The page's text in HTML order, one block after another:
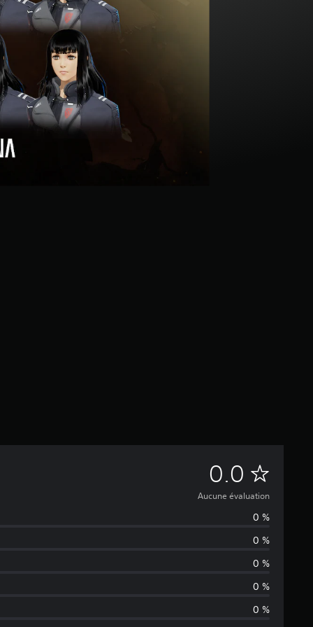
0.0 A
u
c
u
n
e
Aucune évaluation
0 %
0 %
0 %
0 %
0 %